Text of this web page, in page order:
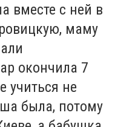
вместе с ней в
маму
окончила 7
учиться не
была, потому